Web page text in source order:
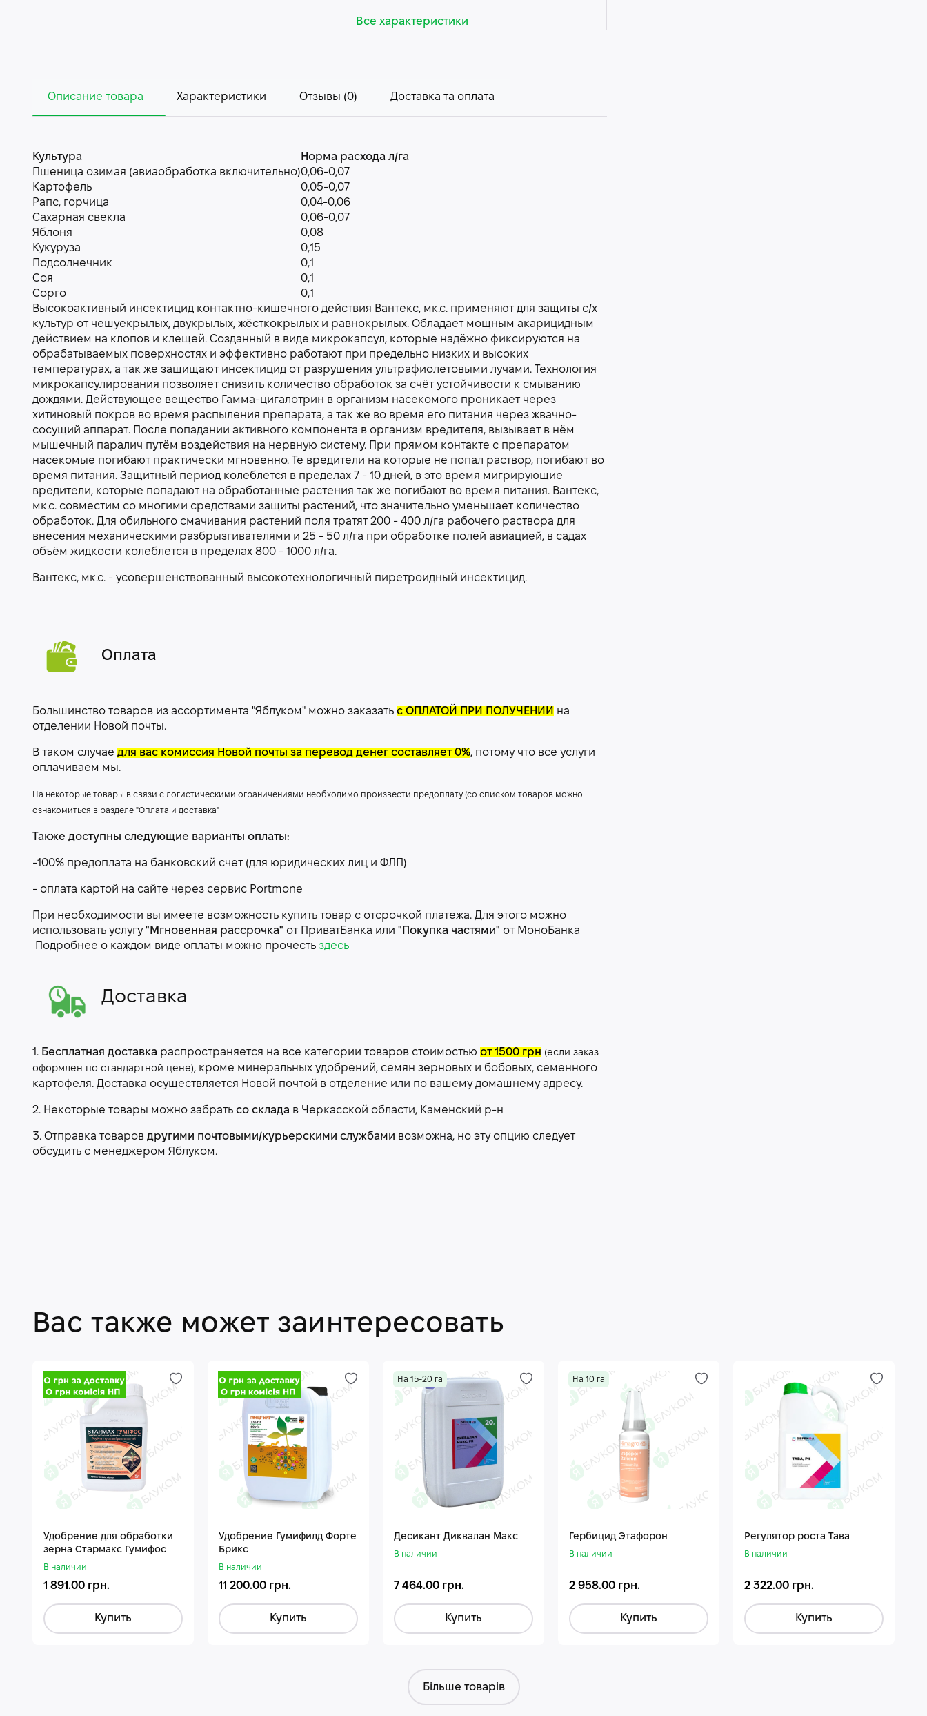
Все характеристики
Описание товара Характеристики Отзывы (0) Доставка та оплата
Культура
Норма расхода л/га
Пшеница озимая (авиаобработка включительно)0,06-0,07
Картофель
0,05-0,07
Рапс, горчица
0,04-0,06
Сахарная свекла
0,06-0,07
Яблоня
0,08
Кукуруза
0,15
Подсолнечник
0,1
Соя
0,1
Сорго
0,1
Высокоактивный инсектицид контактно-кишечного действия Вантекс, мк.с. применяют для защиты с/х
культур от чешуекрылых, двукрылых, жёсткокрылых и равнокрылых. Обладает мощным акарицидным
действием на клопов и клещей. Созданный в виде микрокапсул, которые надёжно фиксируются на
обрабатываемых поверхностях и эффективно работают при предельно низких и высоких
температурах, а так же защищают инсектицид от разрушения ультрафиолетовыми лучами. Технология
микрокапсулирования позволяет снизить количество обработок за счёт устойчивости к смыванию
дождями. Действующее вещество Гамма-цигалотрин в организм насекомого проникает через
хитиновый покров во время распыления препарата, а так же во время его питания через жвачно-
сосущий аппарат. После попадании активного компонента в организм вредителя, вызывает в нём
мышечный паралич путём воздействия на нервную систему. При прямом контакте с препаратом
насекомые погибают практически мгновенно. Те вредители на которые не попал раствор, погибают во
время питания. Защитный период колеблется в пределах 7 - 10 дней, в это время мигрирующие
вредители, которые попадают на обработанные растения так же погибают во время питания. Вантекс,
мк.с. совместим со многими средствами защиты растений, что значительно уменьшает количество
обработок. Для обильного смачивания растений поля тратят 200 - 400 л/га рабочего раствора для
внесения механическими разбрызгивателями и 25 - 50 л/га при обработке полей авиацией, в садах
объём жидкости колеблется в пределах 800 - 1000 л/га.
Вантекс, мк.с. - усовершенствованный высокотехнологичный пиретроидный инсектицид.
Оплата
Большинство товаров из ассортимента "Яблуком" можно заказать с ОПЛАТОЙ ПРИ ПОЛУЧЕНИИ на
отделении Новой почты.
В таком случае для вас комиссия Новой почты за перевод денег составляет 0%, потому что все услуги
оплачиваем мы.
На некоторые товары в связи с логистическими ограничениями необходимо произвести предоплату (со списком товаров можно
ознакомиться в разделе "Оплата и доставка"
Также доступны следующие варианты оплаты:
-100% предоплата на банковский счет (для юридических лиц и ФЛП)
- оплата картой на сайте через сервис Portmone
При необходимости вы имеете возможность купить товар с отсрочкой платежа. Для этого можно
использовать услугу "Мгновенная рассрочка" от ПриватБанка или "Покупка частями" от МоноБанка
Подробнее о каждом виде оплаты можно прочесть здесь
Доставка
1. Бесплатная доставка распространяется на все категории товаров стоимостью от 1500 грн (если заказ
оформлен по стандартной цене), кроме минеральных удобрений, семян зерновых и бобовых, семенного
картофеля. Доставка осуществляется Новой почтой в отделение или по вашему домашнему адресу.
2. Некоторые товары можно забрать со склада в Черкасской области, Каменский р-н
3. Отправка товаров другими почтовыми/курьерскими службами возможна, но эту опцию следует
обсудить с менеджером Яблуком.
Вас также может заинтересовать
Удобрение для обработки
зерна Стармакс Гумифос
В наличии
1 891.00 грн.
Купить
Удобрение Гумифилд Форте
Брикс
В наличии
11 200.00 грн.
Купить
На 15-20 га
Десикант Диквалан Макс
В наличии
7 464.00 грн.
Купить
На 10 га
Гербицид Этафорон
В наличии
2 958.00 грн.
Купить
Регулятор роста Тава
В наличии
2 322.00 грн.
Купить
Більше товарів